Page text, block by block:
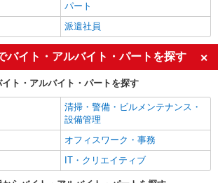
パート
派遣社員
バイト・アルバイト・パートを探す
ト・アルバイト・パートを探す
清掃・警備・ビルメンテナンス・
設備管理
オフィスワーク・事務
IT・クリエイティブ